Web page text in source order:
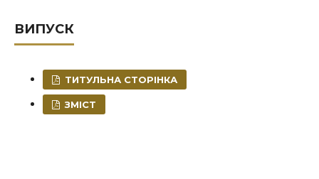
ВИПУСК
ТИТУЛЬНА СТОРІНКА
ЗМІСТ